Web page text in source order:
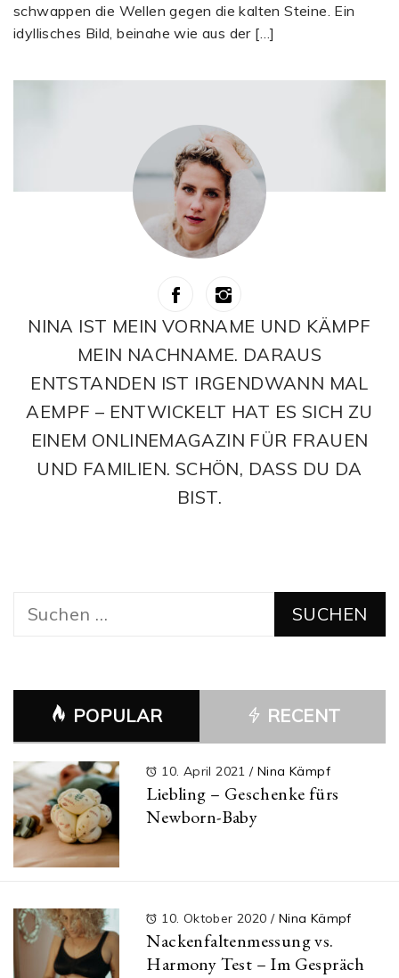
schwappen die Wellen gegen die kalten Steine. Ein
idyllisches Bild, beinahe wie aus der […]
NINA IST MEIN VORNAME UND KÄMPF
MEIN NACHNAME. DARAUS
ENTSTANDEN IST IRGENDWANN MAL
AEMPF – ENTWICKELT HAT ES SICH ZU
EINEM ONLINEMAGAZIN FÜR FRAUEN
UND FAMILIEN. SCHÖN, DASS DU DA
BIST.
Suchen
POPULAR RECENT
10. April 2021/ Nina Kämpf
Liebling – Geschenke fürs
Newborn-Baby
10. Oktober 2020 / Nina Kämpf
Nackenfaltenmessung vs.
Harmony Test – Im Gespräch